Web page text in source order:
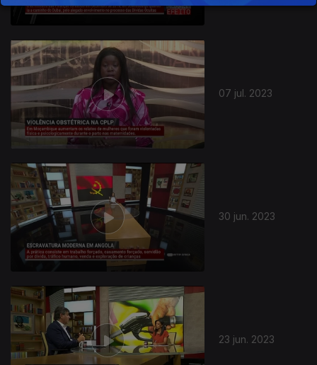
07 jul. 2023
30 jun. 2023
702309
23 jun. 2023